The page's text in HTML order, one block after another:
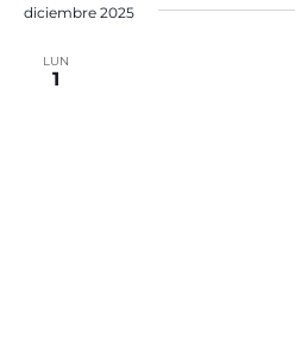
diciembre 2025
LUN
1